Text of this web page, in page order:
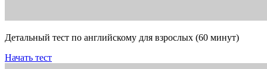
Детальный тест по английскому для взрослых (60 минут)
Начать тест